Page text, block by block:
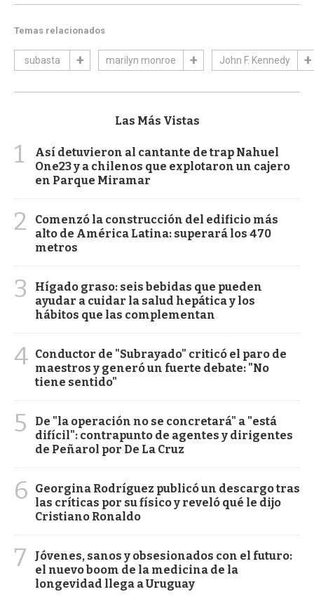
Temas relacionados
subasta marilyn monroe John F. Kennedy
Las Más Vistas
1
Así detuvieron al cantante de trap Nahuel
One23 y a chilenos que explotaron un cajero
en Parque Miramar
2
Comenzó la construcción del edificio más
alto de América Latina: superará los 470
metros
3
Hígado graso: seis bebidas que pueden
ayudar a cuidar la salud hepática y los
hábitos que las complementan
4 Conductor de "Subrayado" criticó el paro de
maestros y generó un fuerte debate: "No
tiene sentido"
5
De "la operación no se concretará" a "está
difícil": contrapunto de agentes y dirigentes
de Peñarol por De La Cruz
6
Georgina Rodríguez publicó un descargo tras
las críticas por su físico y reveló qué le dijo
Cristiano Ronaldo
7
Jóvenes, sanos y obsesionados con el futuro:
el nuevo boom de la medicina de la
longevidad llega a Uruguay